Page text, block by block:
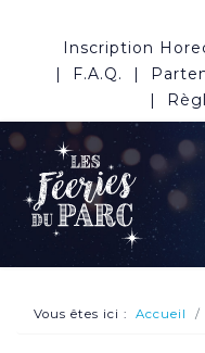
Inscription
F.A.Q.
Vous êtes ici : Accueil